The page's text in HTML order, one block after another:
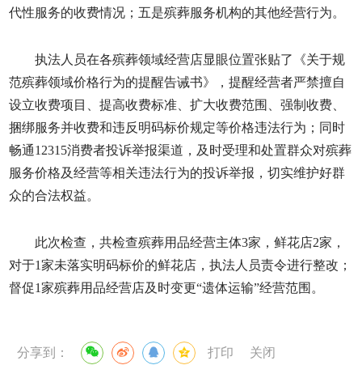
代性服务的收费情况；五是殡葬服务机构的其他经营行为。
执法人员在各殡葬领域经营店显眼位置张贴了《关于规
范殡葬领域价格行为的提醒告诫书》，提醒经营者严禁擅自
设立收费项目、提高收费标准、扩大收费范围、强制收费、
捆绑服务并收费和违反明码标价规定等价格违法行为；同时
畅通12315消费者投诉举报渠道，及时受理和处置群众对殡葬
服务价格及经营等相关违法行为的投诉举报，切实维护好群
众的合法权益。
此次检查，共检查殡葬用品经营主体3家，鲜花店2家，
对于1家未落实明码标价的鲜花店，执法人员责令进行整改；
督促1家殡葬用品经营店及时变更“遗体运输”经营范围。
分享到： 打印 关闭